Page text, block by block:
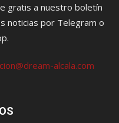
gratis a nuestro boletín
noticias por Telegram o
alcala.com